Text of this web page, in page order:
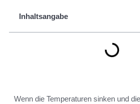
Inhaltsangabe
Wenn die Temperaturen sinken und